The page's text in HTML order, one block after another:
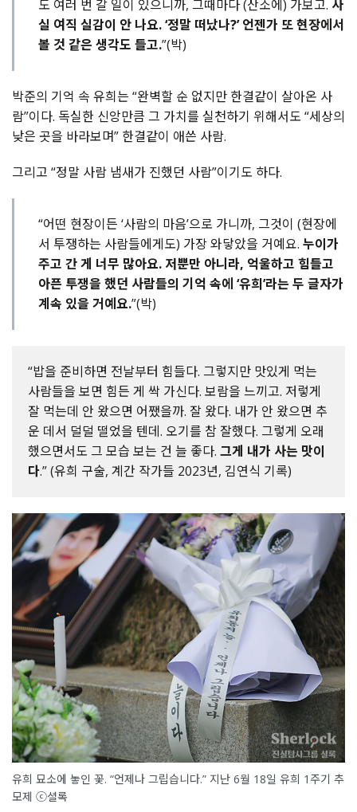
도 여러 번 갈 일이 있으니까, 그때마다 (산소에) 가보고. 사
실 여직 실감이 안 나요. ‘정말 떠났나?’ 언젠가 또 현장에서
볼 것 같은 생각도 들고.”(박)
박준의 기억 속 유희는 “완벽할 순 없지만 한결같이 살아온 사
람”이다. 독실한 신앙만큼 그 가치를 실천하기 위해서도 “세상의
낮은 곳을 바라보며” 한결같이 애쓴 사람.
그리고 “정말 사람 냄새가 진했던 사람”이기도 하다.
“어떤 현장이든 ‘사람의 마음’으로 가니까, 그것이 (현장에
서 투쟁하는 사람들에게도) 가장 와닿았을 거예요. 누이가
주고 간 게 너무 많아요. 저뿐만 아니라, 억울하고 힘들고
아픈 투쟁을 했던 사람들의 기억 속에 ‘유희’라는 두 글자가
계속 있을 거예요.”(박)
“밥을 준비하면 전날부터 힘들다. 그렇지만 맛있게 먹는
사람들을 보면 힘든 게 싹 가신다. 보람을 느끼고. 저렇게
잘 먹는데 안 왔으면 어쨌을까. 잘 왔다. 내가 안 왔으면 추
운 데서 덜덜 떨었을 텐데. 오기를 참 잘했다. 그렇게 오래
했으면서도 그 모습 보는 건 늘 좋다. 그게 내가 사는 맛이
다.” (유희 구술, 계간 작가들 2023년, 김연식 기록)
유희 묘소에 놓인 꽃. “언제나 그립습니다.” 지난 6월 18일 유희 1주기 추
모제 ⓒ셜록